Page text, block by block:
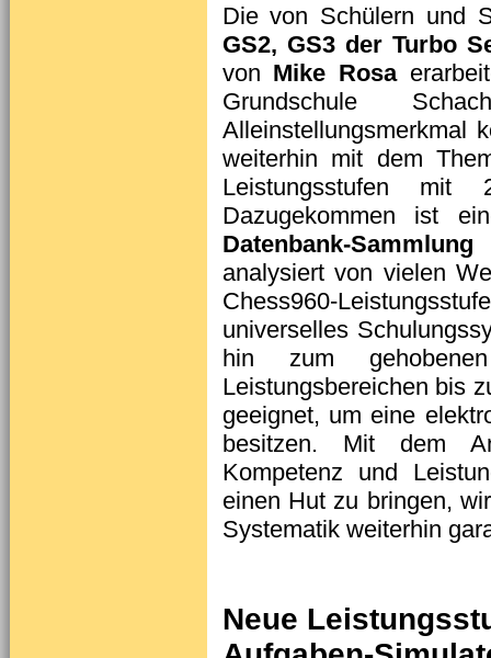
Die von Schülern und
GS2, GS3 der Turbo
von Mike Rosa
Grundschule
Alleinstellungsmerkmal
weiterhin mit dem
Leistungsstufen mit
Dazugekommen ist
Datenbank-Sammlung
analysiert von vielen
Chess960-
universelles
hin zum
Leistungsbereichen bis
geeignet, um eine
besitzen. Mit dem
Kompetenz und
einen Hut zu bringen,
Systematik weiterhin
Neue